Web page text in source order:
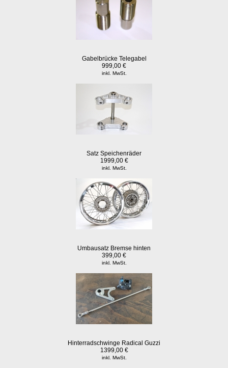
Gabelbrücke Telegabel
999,00 €
inkl. MwSt.
Satz Speichenräder
1999,00 €
inkl. MwSt.
Umbausatz Bremse hinten
399,00 €
inkl. MwSt.
Hinterradschwinge Radical Guzzi
1399,00 €
inkl. MwSt.